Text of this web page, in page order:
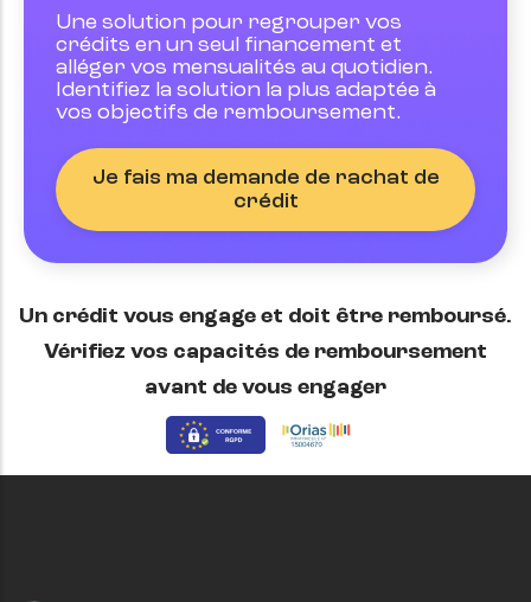
Une solution pour regrouper vos
crédits en un seul financement et
alléger vos mensualités au quotidien.
Identifiez la solution la plus adaptée à
vos objectifs de remboursement.
Je fais ma demande de rachat de
crédit
Un crédit vous engage et doit être remboursé.
Vérifiez vos capacités de remboursement
avant de vous engager